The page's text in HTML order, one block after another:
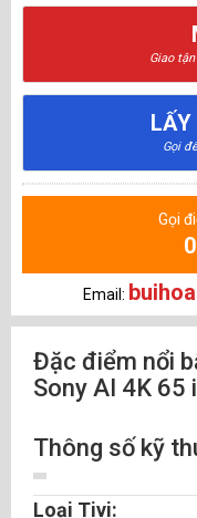
Giao
LẤY
Gọi
Gọi
Email:
Đặc điểm nổi
Sony AI 4K 65
Thông số kỹ
Loại Tivi: